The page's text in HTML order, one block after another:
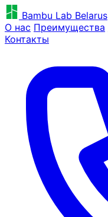
Bambu Lab Belarus
О нас Преимущества
Контакты